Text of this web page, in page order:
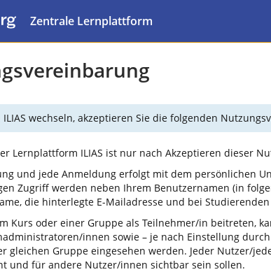
Zentrale Lernplattform
ILIAS wechseln, akzeptieren Sie die folgenden
Lernplattform ILIAS ist nur nach Akzeptieren dieser
und jede Anmeldung erfolgt mit dem persönlichen
Zugriff werden neben Ihrem Benutzernamen (in
die hinterlegte E-Mailadresse und bei
Kurs oder einer Gruppe als Teilnehmer/in beitreten,
innen sowie – je nach Einstellung
gleichen Gruppe eingesehen werden. Jeder Nutzer/
und für andere Nutzer/innen sichtbar sein sollen.